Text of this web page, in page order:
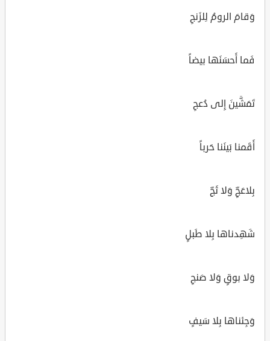
وَقامَ الرومُ لِلزَنجِ
فَما أَحسَنَها بيضاً
تَمَشَّينَ إِلى دُعجِ
أَقَمنا بَينَنا حَرباً
بِلاعَجٍّ وَلا ثَجِّ
شَهِدناها بِلا طَبلٍ
وَلا بوقٍ وَلا صَنجِ
وَجِئناها بِلا سَيفٍ